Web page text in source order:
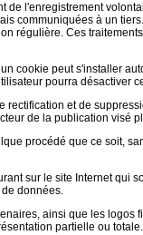
de l'enregistrement
communiquées à un
régulière. Ces
cookie peut s'installer
pourra
rectification et de
de la publication visé
procédé que ce soit,
sur le site Internet
données.
ainsi que les
partielle ou totale.